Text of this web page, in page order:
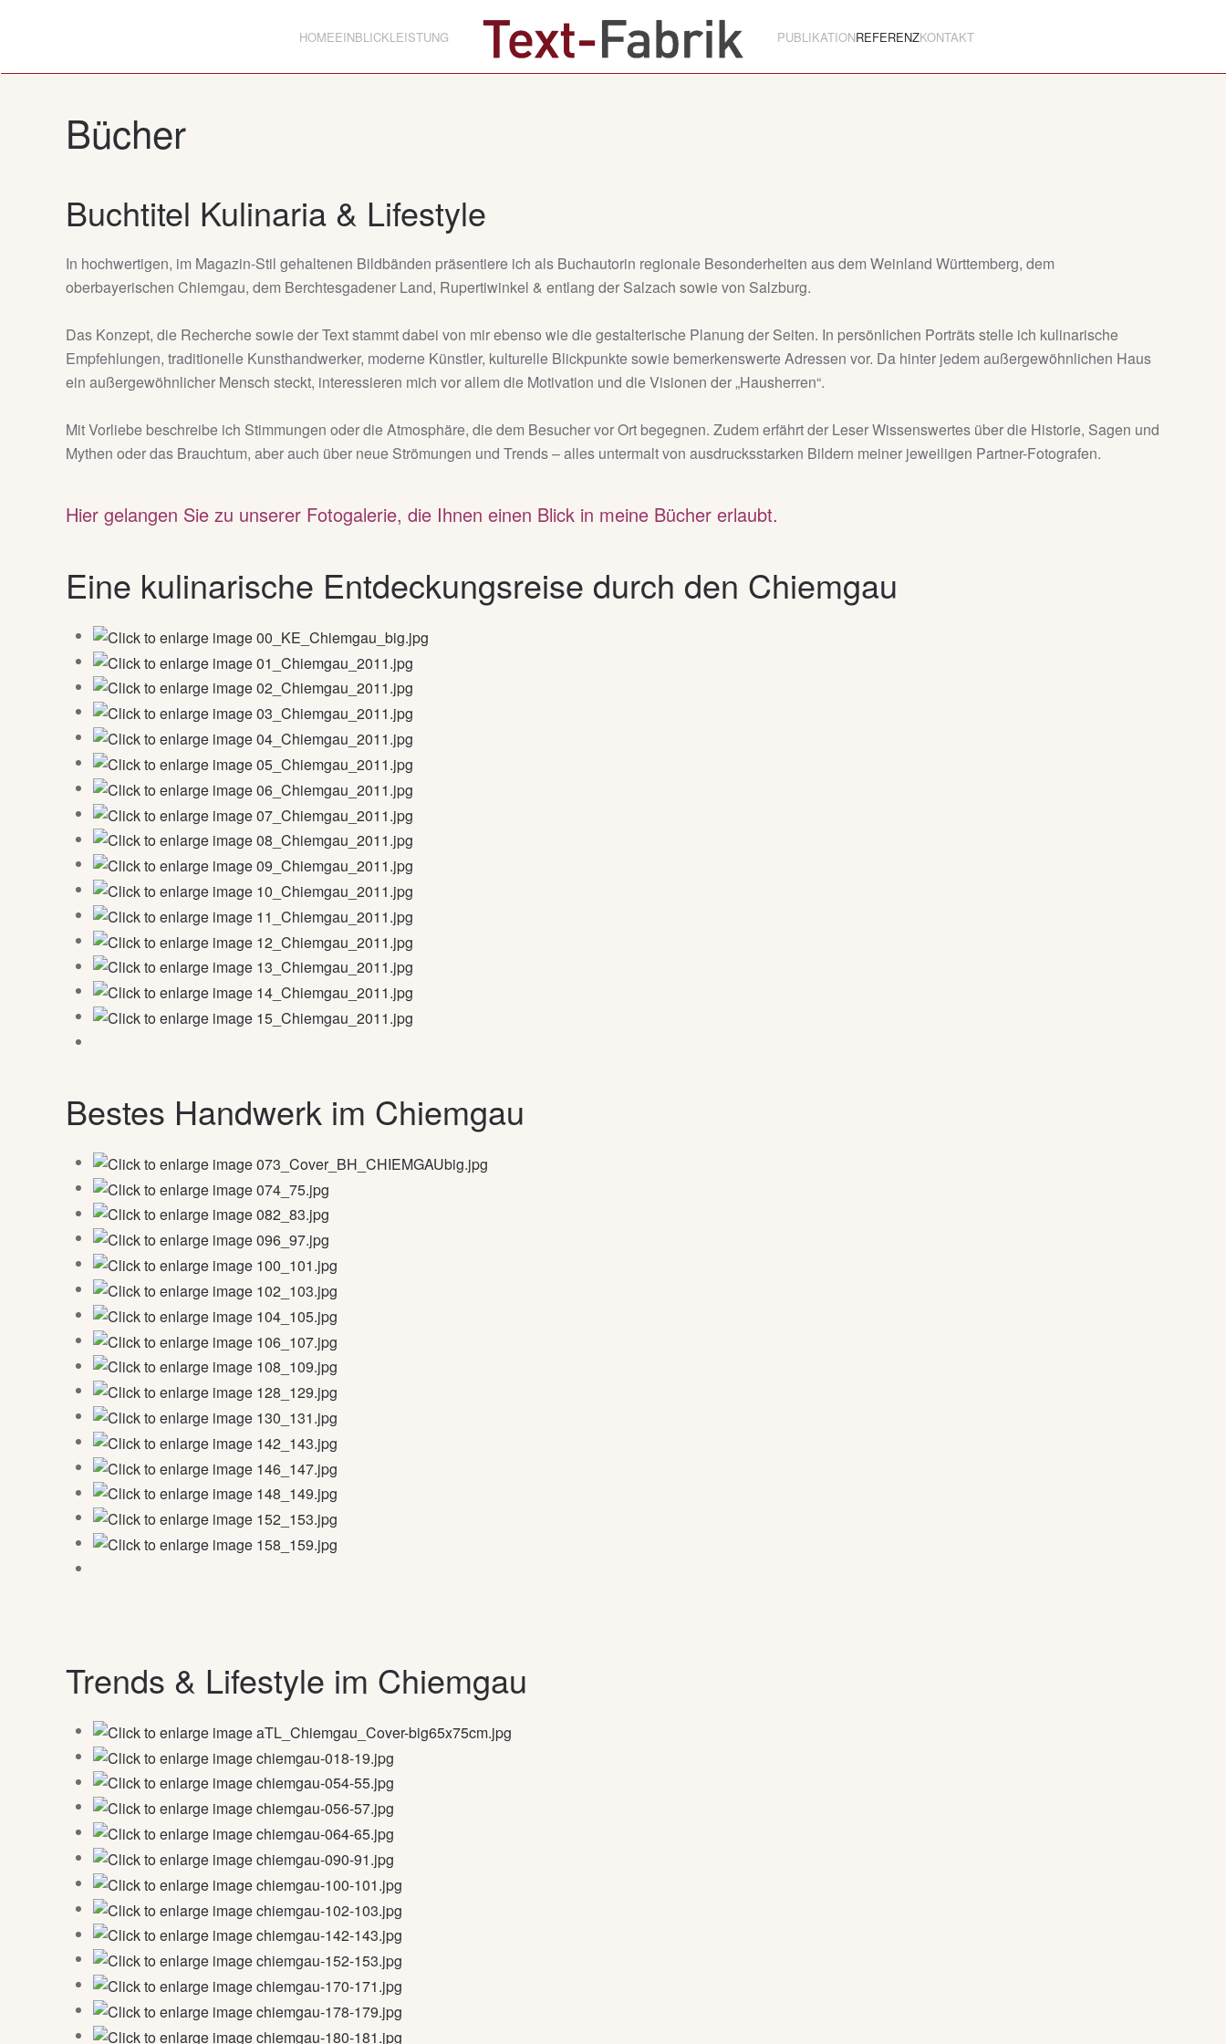
HOMEEINBLICKLEISTUNG PUBLIKATIONREFERENZKONTAKT
Bücher
Buchtitel Kulinaria & Lifestyle
In hochwertigen, im Magazin-Stil gehaltenen Bildbänden präsentiere ich als Buchautorin regionale Besonderheiten aus dem Weinland Württemberg, dem
oberbayerischen Chiemgau, dem Berchtesgadener Land, Rupertiwinkel & entlang der Salzach sowie von Salzburg.
Das Konzept, die Recherche sowie der Text stammt dabei von mir ebenso wie die gestalterische Planung der Seiten. In persönlichen Porträts stelle ich kulinarische
Empfehlungen, traditionelle Kunsthandwerker, moderne Künstler, kulturelle Blickpunkte sowie bemerkenswerte Adressen vor. Da hinter jedem außergewöhnlichen Haus
ein außergewöhnlicher Mensch steckt, interessieren mich vor allem die Motivation und die Visionen der „Hausherren“.
Mit Vorliebe beschreibe ich Stimmungen oder die Atmosphäre, die dem Besucher vor Ort begegnen. Zudem erfährt der Leser Wissenswertes über die Historie, Sagen und
Mythen oder das Brauchtum, aber auch über neue Strömungen und Trends – alles untermalt von ausdrucksstarken Bildern meiner jeweiligen Partner-Fotografen.
Hier gelangen Sie zu unserer Fotogalerie, die Ihnen einen Blick in meine Bücher erlaubt.
Eine kulinarische Entdeckungsreise durch den Chiemgau
Bestes Handwerk im Chiemgau
Trends & Lifestyle im Chiemgau